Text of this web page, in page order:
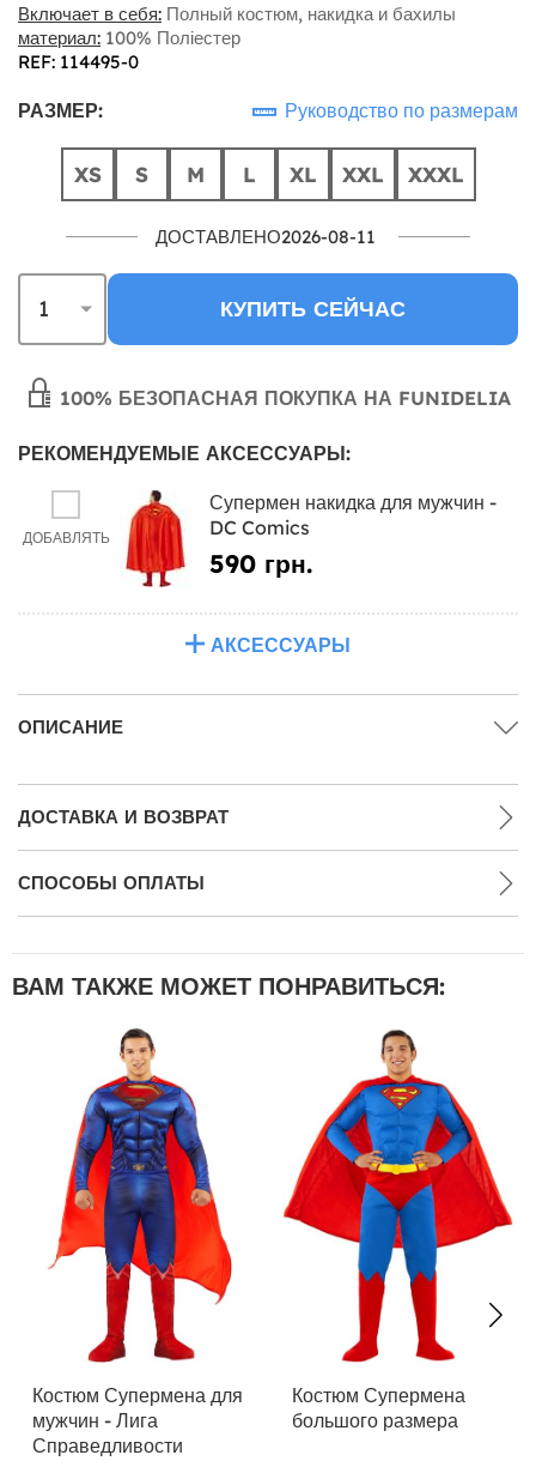
Включает в себя: Полный костюм, накидка и бахилы
материал: 100% Поліестер
REF: 114495-0
РАЗМЕР: Руководство по размерам
XS S M L XL XXL XXXL
ДОСТАВЛЕНО2026-08-11
КУПИТЬ СЕЙЧАС
100% БЕЗОПАСНАЯ ПОКУПКА НА FUNIDELIA
РЕКОМЕНДУЕМЫЕ АКСЕССУАРЫ:
ДОБАВЛЯТЬ
Супермен накидка для мужчин -
DC Comics
590 грн.
АКСЕССУАРЫ
ОПИСАНИЕ
ДОСТАВКА И ВОЗВРАТ
СПОСОБЫ ОПЛАТЫ
ВАМ ТАКЖЕ МОЖЕТ ПОНРАВИТЬСЯ:
Костюм Супермена для
мужчин - Лига
Справедливости
Костюм Супермена
большого размера